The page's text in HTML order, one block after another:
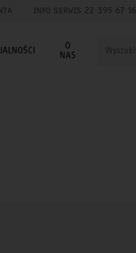
INFO SERWIS 22 395 67 16
O
NAS